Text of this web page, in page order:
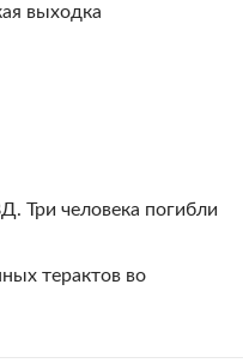
выходка
Три человека погибли
терактов во